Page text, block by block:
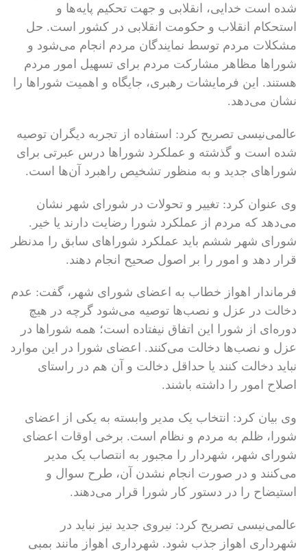
شده است خدایی، انقلابی و جهت تحکیم پایه‌ها و
استحکام انقلاب و حکومت انقلابی در کشور است. حل
مشکلات مردم توسط نمایندگان مردم انجام می‌شود و
شوراها مظاهر مشارکت مردم برای تسهیل امور مردم
هستند. این فرمایشات رهبری، جایگاه و اهمیت شوراها را
نشان می‌دهد.
عالمی‌نیسی تصریح کرد: استفاده از تجربه دیگران توصیه
شده است و گذشته و عملکرد شوراها درس عبرتی برای
شوراهای جدید و به منظور تشخیص راهبرد آن‌ها است.
وی عنوان کرد: تغییر و تحولات در شورای شهر نشان
می‌دهد که مردم از عملکرد شورا رضایت دارند یا خیر.
شورای شهر ششم باید عملکرد شوراهای سابق را مدنظر
قرار دهد و امور را بر اصول صحیح انجام دهند.
فرماندار اهواز خطاب به اعضای شورای شهر، گفت: عدم
دخالت در عزل و نصب‌ها توصیه می‌شود گرچه در هیچ
دوره‌ای از شورا این اتفاق نیفتاده است؛ همه شوراها در
عزل و نصب‌ها دخالت می‌کنند. اعضای شورا در این موارد
نباید دخالت کنند یا حداقل دخالت و آن هم در راستای
اصلاح امور را داشته باشند.
وی بیان کرد: انتخاب یک مدیر وابسته به یکی از اعضای
شورا، ظلم به مردم و نظام است. برخی اوقات اعضای
شورای شهر، شهردار را مجبور به انتصاب یک مدیر
می‌کنند و در صورت انجام نشدن آن، طرح سوال و
استیضاح را در دستور کار شورا قرار می‌دهند.
عالمی‌نیسی تصریح کرد: نیروی جدید نیز نباید در
شهرداری اهواز جذب شود. شهرداری اهواز مانند بمبی